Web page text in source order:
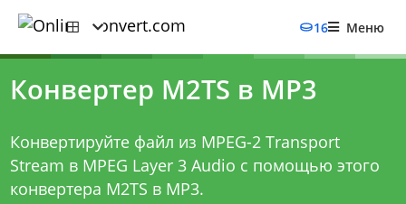
16 Меню
Конвертер M2TS в MP3
Конвертируйте файл из MPEG-2 Transport
Stream в MPEG Layer 3 Audio с помощью этого
конвертера M2TS в MP3.